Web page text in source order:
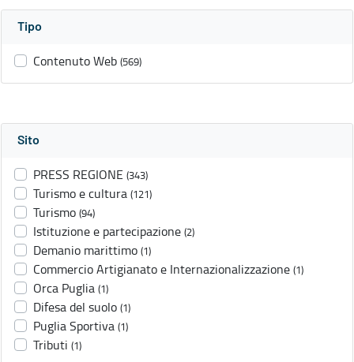
Tipo
Contenuto Web (569)
Sito
PRESS REGIONE (343)
Turismo e cultura (121)
Turismo (94)
Istituzione e partecipazione (2)
Demanio marittimo (1)
Commercio Artigianato e Internazionalizzazione (1)
Orca Puglia (1)
Difesa del suolo (1)
Puglia Sportiva (1)
Tributi (1)